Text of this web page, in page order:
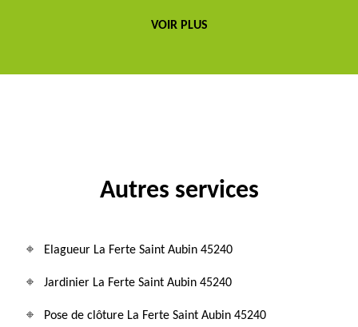
VOIR PLUS
Autres services
Elagueur La Ferte Saint Aubin 45240
Jardinier La Ferte Saint Aubin 45240
Pose de clôture La Ferte Saint Aubin 45240